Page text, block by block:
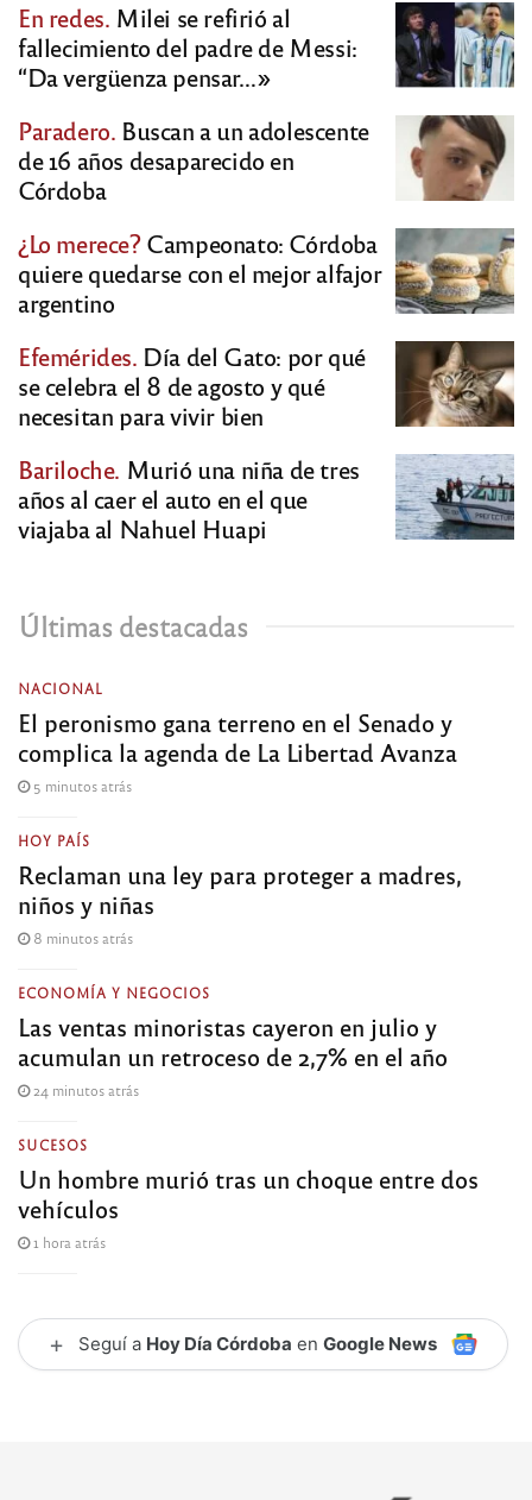
En redes. Milei se refirió al
fallecimiento del padre de Messi:
“Da vergüenza pensar…»
Paradero. Buscan a un adolescente
de 16 años desaparecido en
Córdoba
¿Lo merece?Campeonato: Córdoba
quiere quedarse con el mejor alfajor
argentino
Efemérides. Día del Gato: por qué
se celebra el 8 de agosto y qué
necesitan para vivir bien
Bariloche. Murió una niña de tres
años al caer el auto en el que
viajaba al Nahuel Huapi
Últimas destacadas
NACIONAL
El peronismo gana terreno en el Senado y
complica la agenda de La Libertad Avanza
5 minutos atrás
HOY PAÍS
Reclaman una ley para proteger a madres,
niños y niñas
8 minutos atrás
ECONOMÍA Y NEGOCIOS
Las ventas minoristas cayeron en julio y
acumulan un retroceso de 2,7% en el año
24 minutos atrás
SUCESOS
Un hombre murió tras un choque entre dos
vehículos
1 hora atrás
+ Seguí a Hoy Día Córdoba en Google News